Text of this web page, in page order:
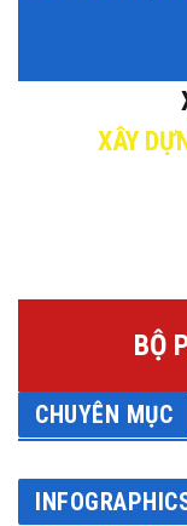
XÂY
BỘ
CHUYÊN MỤC